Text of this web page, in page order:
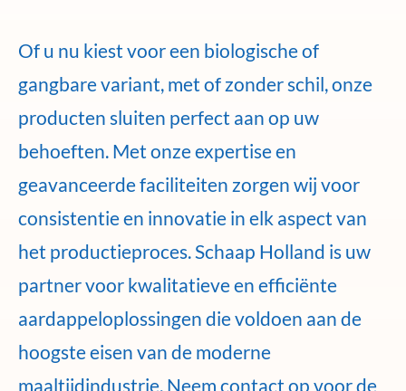
Of u nu kiest voor een biologische of
gangbare variant, met of zonder schil, onze
producten sluiten perfect aan op uw
behoeften. Met onze expertise en
geavanceerde faciliteiten zorgen wij voor
consistentie en innovatie in elk aspect van
het productieproces. Schaap Holland is uw
partner voor kwalitatieve en efficiënte
aardappeloplossingen die voldoen aan de
hoogste eisen van de moderne
maaltijdindustrie. Neem contact op voor de